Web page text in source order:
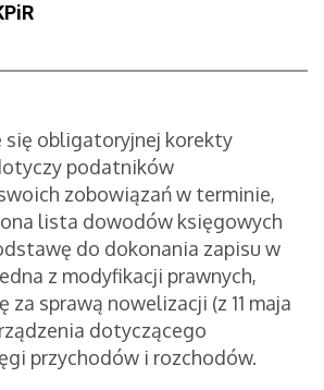
się obligatoryjnej korekty
podatników
zobowiązań w terminie,
lista dowodów księgowych
do dokonania zapisu w
z modyfikacji prawnych,
za sprawą nowelizacji (z 11 maja
dotyczącego
przychodów i rozchodów.